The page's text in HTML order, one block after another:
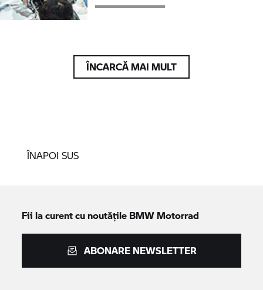
ÎNCARCĂ MAI MULT
ÎNAPOI SUS
Fii la curent cu noutățile BMW Motorrad
ABONARE NEWSLETTER